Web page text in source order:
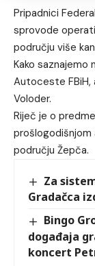
Pripadnici
sprovode
području više
Kako saznajemo
Autoceste FBiH,
Voloder.
Riječ je o
prošlogodišnjom
području Žepča.
Za
Gradačca
Bingo
događaja
koncert